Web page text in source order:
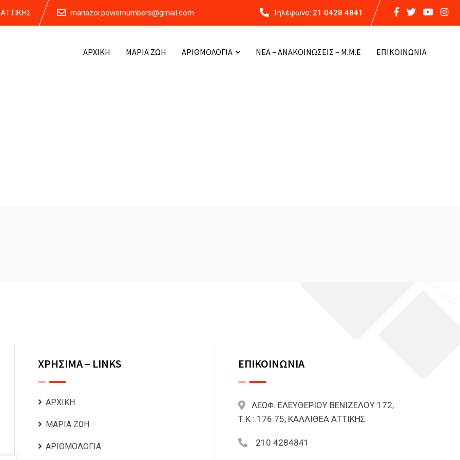
mariazoi.powernumbers@gmail.com Τηλέφωνο: 21 0428 4841
ΑΡΧΙΚΗ ΜΑΡΙΑ ΖΩΗ ΑΡΙΘΜΟΛΟΓΙΑ ΝΕΑ – ΑΝΑΚΟΙΝΩΣΕΙΣ – Μ.Μ.Ε ΕΠΙΚΟΙΝΩΝΙΑ
ΧΡΗΣΙΜΑ – LINKS
ΑΡΧΙΚΗ
ΜΑΡΙΑ ΖΩΗ
ΑΡΙΘΜΟΛΟΓΙΑ
ΕΠΙΚΟΙΝΩΝΙΑ
ΛΕΩΦ. ΕΛΕΥΘΕΡΙΟΥ ΒΕΝΙΖΕΛΟΥ 172,
Τ.Κ : 176 75, ΚΑΛΛΙΘΕΑ ΑΤΤΙΚΗΣ
210 4284841